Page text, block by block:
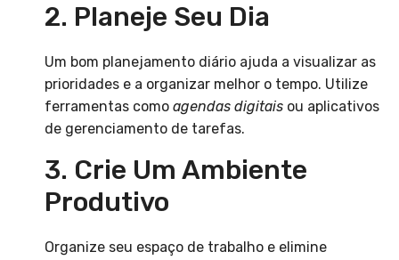
2. Planeje Seu Dia
Um bom planejamento diário ajuda a visualizar as
prioridades e a organizar melhor o tempo. Utilize
ferramentas como agendas digitais ou aplicativos
de gerenciamento de tarefas.
3. Crie Um Ambiente
Produtivo
Organize seu espaço de trabalho e elimine